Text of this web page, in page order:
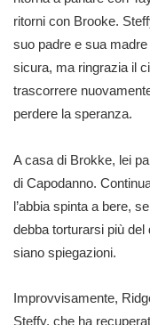
ritorni con Brooke.
suo padre e sua
sicura, ma ringrazia il
trascorrere
perdere la speranza.
A casa di Brokke, lei
di Capodanno.
l’abbia spinta a bere,
debba torturarsi più
siano spiegazioni.
Improvvisamente,
Steffy, che ha